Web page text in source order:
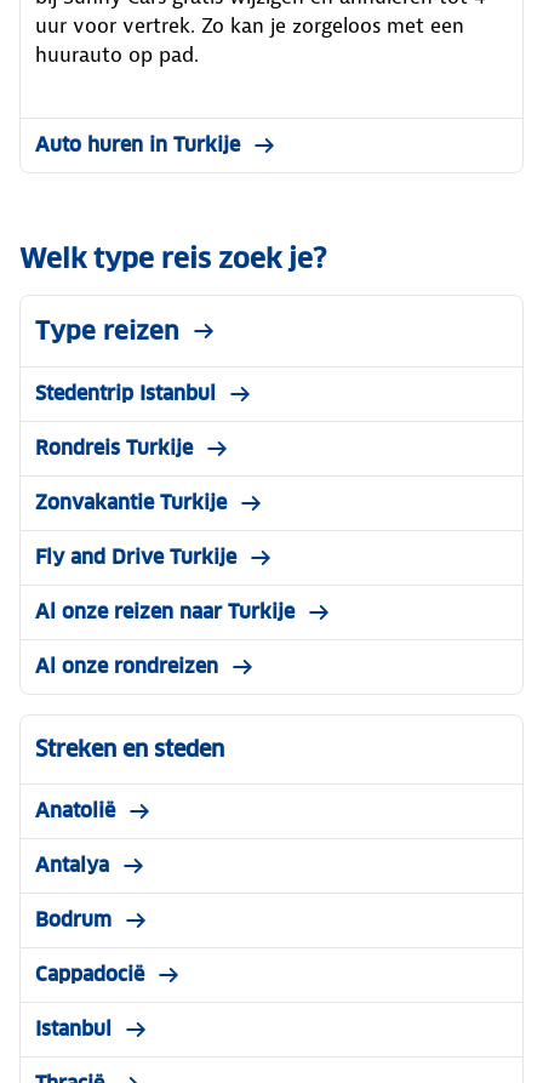
uur voor vertrek. Zo kan je zorgeloos met een
huurauto op pad.
Auto huren in Turkije
Welk type reis zoek je?
Type reizen
Stedentrip Istanbul
Rondreis Turkije
Zonvakantie Turkije
Fly and Drive Turkije
Al onze reizen naar Turkije
Al onze rondreizen
Streken en steden
Anatolië
Antalya
Bodrum
Cappadocië
Istanbul